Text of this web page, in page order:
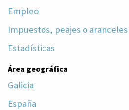
Empleo
Impuestos, peajes o aranceles
Estadísticas
Área geográfica
Galicia
España